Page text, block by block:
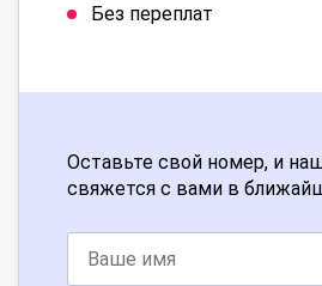
Без переплат
Оставьте свой номер, и
свяжется с вами в